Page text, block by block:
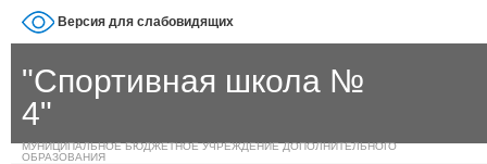
Версия для слабовидящих
"Спортивная школа №
4"
МУНИЦИПАЛЬНОЕ БЮДЖЕТНОЕ УЧРЕЖДЕНИЕ ДОПОЛНИТЕЛЬНОГО
ОБРАЗОВАНИЯ